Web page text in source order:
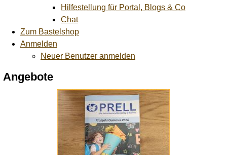
Hilfestellung für Portal, Blogs & Co
Chat
Zum Bastelshop
Anmelden
Neuer Benutzer anmelden
Angebote